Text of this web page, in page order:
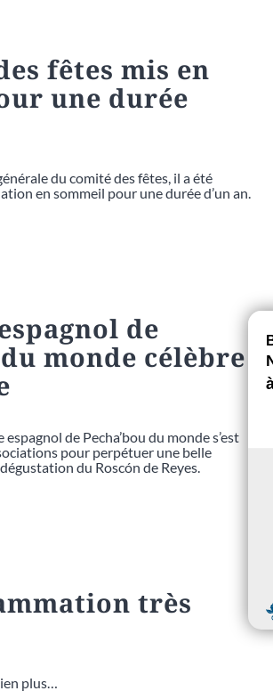
fêtes mis en
une durée
du comité des fêtes, il a été
en sommeil pour une durée d’un an.
de
monde célèbre
de Pecha’bou du monde s’est
pour perpétuer une belle
du Roscón de Reyes.
très
plus…